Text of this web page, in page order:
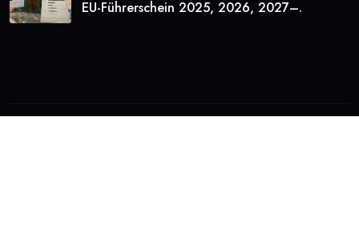
EU-Führerschein 2025, 2026, 2027–.